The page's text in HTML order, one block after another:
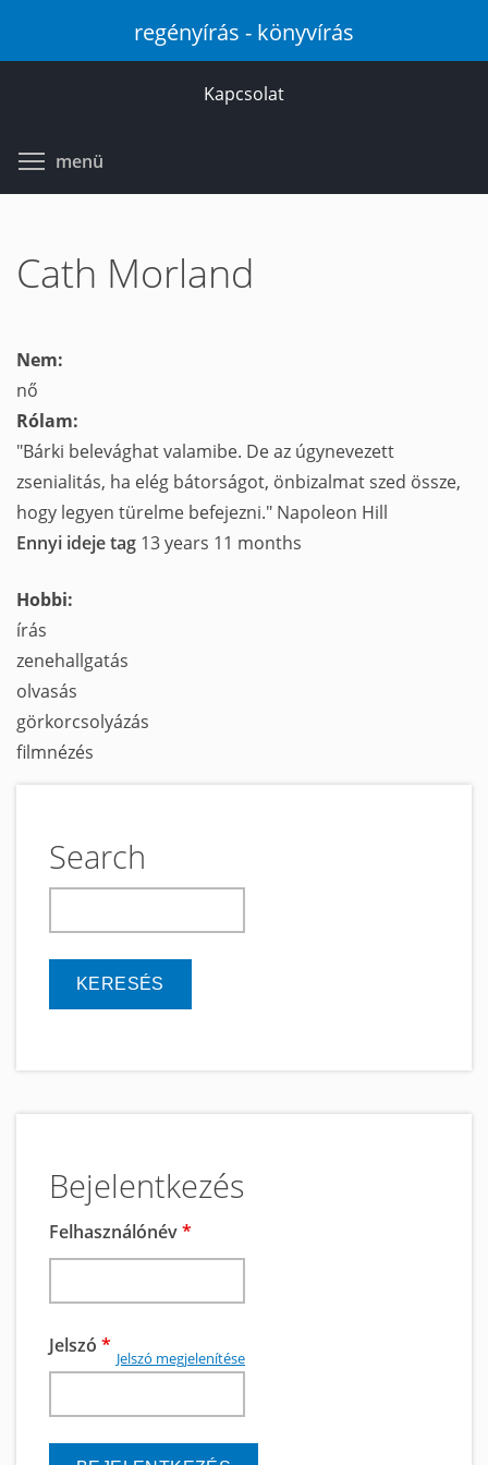
regényírás - könyvírás
Kapcsolat
menü
Cath Morland
Nem:
nő
Rólam:
"Bárki belevághat valamibe. De az úgynevezett
zsenialitás, ha elég bátorságot, önbizalmat szed össze,
hogy legyen türelme befejezni." Napoleon Hill
Ennyi ideje tag 13 years 11 months
Hobbi:
írás
zenehallgatás
olvasás
görkorcsolyázás
filmnézés
Search
Bejelentkezés
Felhasználónév*
Jelszó *
Jelszó megjelenítése